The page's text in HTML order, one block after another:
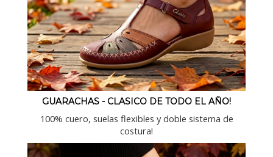
GUARACHAS - CLASICO DE TODO EL AÑO!
100% cuero, suelas flexibles y doble sistema de
costura!